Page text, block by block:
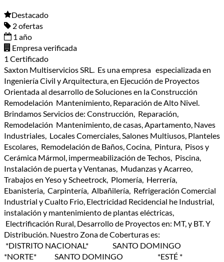
Destacado
2 ofertas
1 año
Empresa verificada
1 Certificado
Saxton Multiservicios SRL. Es una empresa especializada en
Ingeniería Civil y Arquitectura, en Ejecución de Proyectos
Orientada al desarrollo de Soluciones en la Construcción
Remodelación Mantenimiento, Reparación de Alto Nivel.
Brindamos Servicios de: Construcción, Reparación,
Remodelación Mantenimiento, de casas, Apartamento, Naves
Industriales, Locales Comerciales, Salones Multiusos, Planteles
Escolares, Remodelación de Baños, Cocina, Pintura, Pisos y
Cerámica Mármol, impermeabilización de Techos, Piscina,
Instalación de puerta y Ventanas, Mudanzas y Acarreo,
Trabajos en Yeso y Scheetrock, Plomería, Herrería,
Ebanisteria, Carpintería, Albañilería, Refrigeración Comercial
Industrial y Cualto Frio, Electricidad Recidencial he Industrial,
instalación y mantenimiento de plantas eléctricas,
Electrificación Rural, Desarrollo de Proyectos en: MT, y BT. Y
Distribución. Nuestro Zona de Coberturas es:
*DISTRITO NACIONAL* SANTO DOMINGO
*NORTE* SANTO DOMINGO *ESTÉ *